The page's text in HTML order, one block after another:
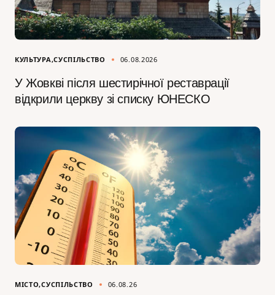
КУЛЬТУРА СУСПІЛЬСТВО 06.08.2026
У Жовкві після шестирічної реставрації
відкрили церкву зі списку ЮНЕСКО
МІСТО СУСПІЛЬСТВО 06.08.26